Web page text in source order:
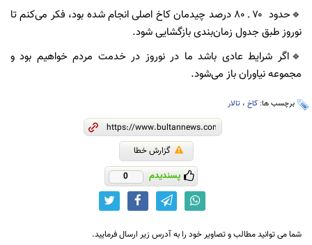
🔹حدود ۷۰ ـ ۸۰ درصد چیدمان کاخ اصلی انجام شده بود، فکر می‌کنم تا
نوروز طبق جدول زمان‌بندی بازگشایی شود.
🔹اگر شرایط عادی باشد ما در نوروز در خدمت مردم خواهیم بود و
مجموعه نیاوران باز می‌شود.
برچسب ها: کاخ ، تالار
گزارش خطا
پسندیدم 0
شما می توانید مطالب و تصاویر خود را به آدرس زیر ارسال فرمایید.